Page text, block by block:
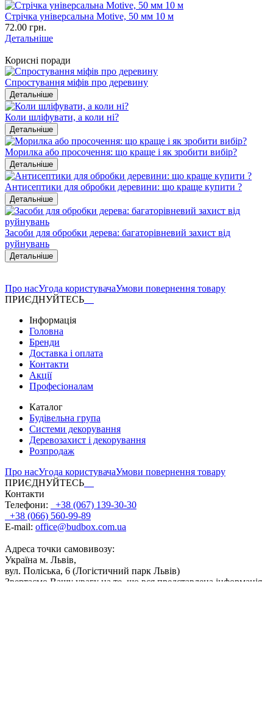
Стрічка універсальна Motive, 50 мм 10 м
72.00 грн.
Детальніше
Корисні поради
Спростування міфів про деревину
Детальніше
Коли шліфувати, а коли ні?
Детальніше
Морилка або просочення: що краще і як зробити вибір?
Детальніше
Антисептики для обробки деревини: що краще купити ?
Детальніше
Засоби для обробки дерева: багаторівневий захист від
руйнувань
Детальніше
Про насУгода користувачаУмови повернення товару
ПРИЄДНУЙТЕСЬ
Інформація
Головна
Бренди
Доставка і оплата
Контакти
Акції
Професіоналам
Каталог
Будівельна група
Системи декорування
Деревозахист і декорування
Розпродаж
Про насУгода користувачаУмови повернення товару
ПРИЄДНУЙТЕСЬ
Контакти
Телефони:
+38 (067) 139-30-30
+38 (066) 560-99-89
E-mail: office@budbox.com.ua
Адреса точки самовивозу:
Україна м. Львів,
вул. Поліська, 6 (Логістичний парк Львів)
Звертаємо Вашу увагу на те, що вся представлена інформація,